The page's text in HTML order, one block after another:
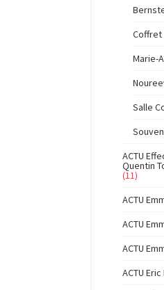
Coffret
Marie-
Salle
ACTU
Quentin
(11)
ACTU
ACTU
ACTU
ACTU